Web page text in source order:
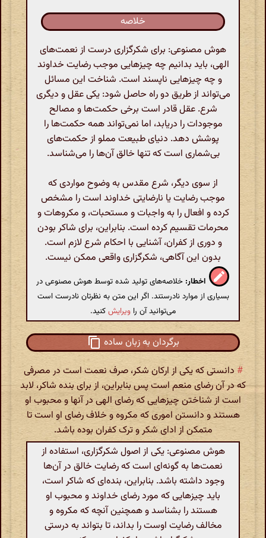
خلاصه
هوش مصنوعی: برای شکرگزاری درست از نعمت‌های
الهی، باید بدانیم چه چیزهایی موجب رضایت خداوند
و چه چیزهایی ناپسند است. شناخت این مسائل
می‌تواند از طریق دو راه حاصل شود: یکی عقل و دیگری
شرع. عقل قادر است برخی حکمت‌ها و مصالح
موجودات را دریابد، اما نمی‌تواند همه حکمت‌ها را
پوشش دهد. دنیای طبیعت مملو از حکمت‌های
بی‌شماری است که تنها خالق آن‌ها را می‌شناسد.
از سوی دیگر، شرع مقدس به وضوح مواردی که
موجب رضایت یا نارضایتی خداوند است را مشخص
کرده و افعال را به واجبات و مستحبات، و مکروهات و
محرمات تقسیم کرده است. بنابراین، برای شاکر بودن
و دوری از کفران، آشنایی با احکام شرع لازم است.
بدون این آگاهی، شکرگزاری واقعی ممکن نیست.
اخطار: خلاصه‌های تولید شده توسط هوش مصنوعی در
بسیاری از موارد نادرستند. اگر این متن به نظرتان نادرست است
می‌توانید آن را ویرایشکنید.
برگردان به زبان ساده
# دانستی که یکی از ارکان شکر، صرف نعمت است در مصرفی
که در آن رضای منعم است پس بنابراین، از برای بنده شاکر، لابد
است از شناختن چیزهایی که رضای الهی در آنها و محبوب او
هستند و دانستن اموری که مکروه و خلاف رضای او است تا
متمکن از ادای شکر و ترک کفران بوده باشد.
هوش مصنوعی: یکی از اصول شکرگزاری، استفاده از
نعمت‌ها به گونه‌ای است که رضایت خالق در آن‌ها
وجود داشته باشد. بنابراین، بنده‌ای که شاکر است،
باید چیزهایی که مورد رضای خداوند و محبوب او
هستند را بشناسد و همچنین آنچه که مکروه و
مخالف رضایت اوست را بداند، تا بتواند به درستی